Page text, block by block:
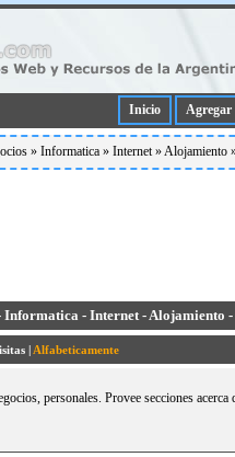
Inicio Agregar
» Informatica » Internet»Alojamiento
Informatica - Internet - Alojamiento
| Alfabeticamente
personales. Provee secciones